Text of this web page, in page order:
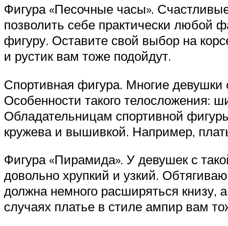
Фигура «Песочные часы».
позволить себе практически любой
фигуру. Оставите свой выбор на
и рустик вам тоже подойдут.
Спортивная фигура. Многие девушки
Особенности такого телосложения:
Обладательницам спортивной
кружева и вышивкой. Например,
Фигура «Пирамида». У девушек с
довольно хрупкий и узкий.
должна немного расширяться книзу,
случаях платье в стиле ампир вам